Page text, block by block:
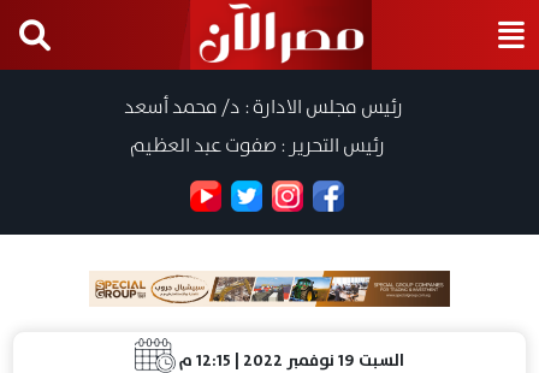
رئيس مجلس الادارة : د/ محمد أسعد
رئيس التحرير : صفوت عبد العظيم
السبت 19 نوفمبر 2022 | 12:15 م